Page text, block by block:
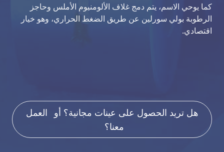
كما يوحي الاسم، يتم دمج غلاف الألومنيوم الأملس وحاجز
الرطوبة بولي سورلين عن طريق الضغط الحراري، وهو خيار
اقتصادي.
هل تريد الحصول على عينات مجانية؟ أو
العمل
معنا؟